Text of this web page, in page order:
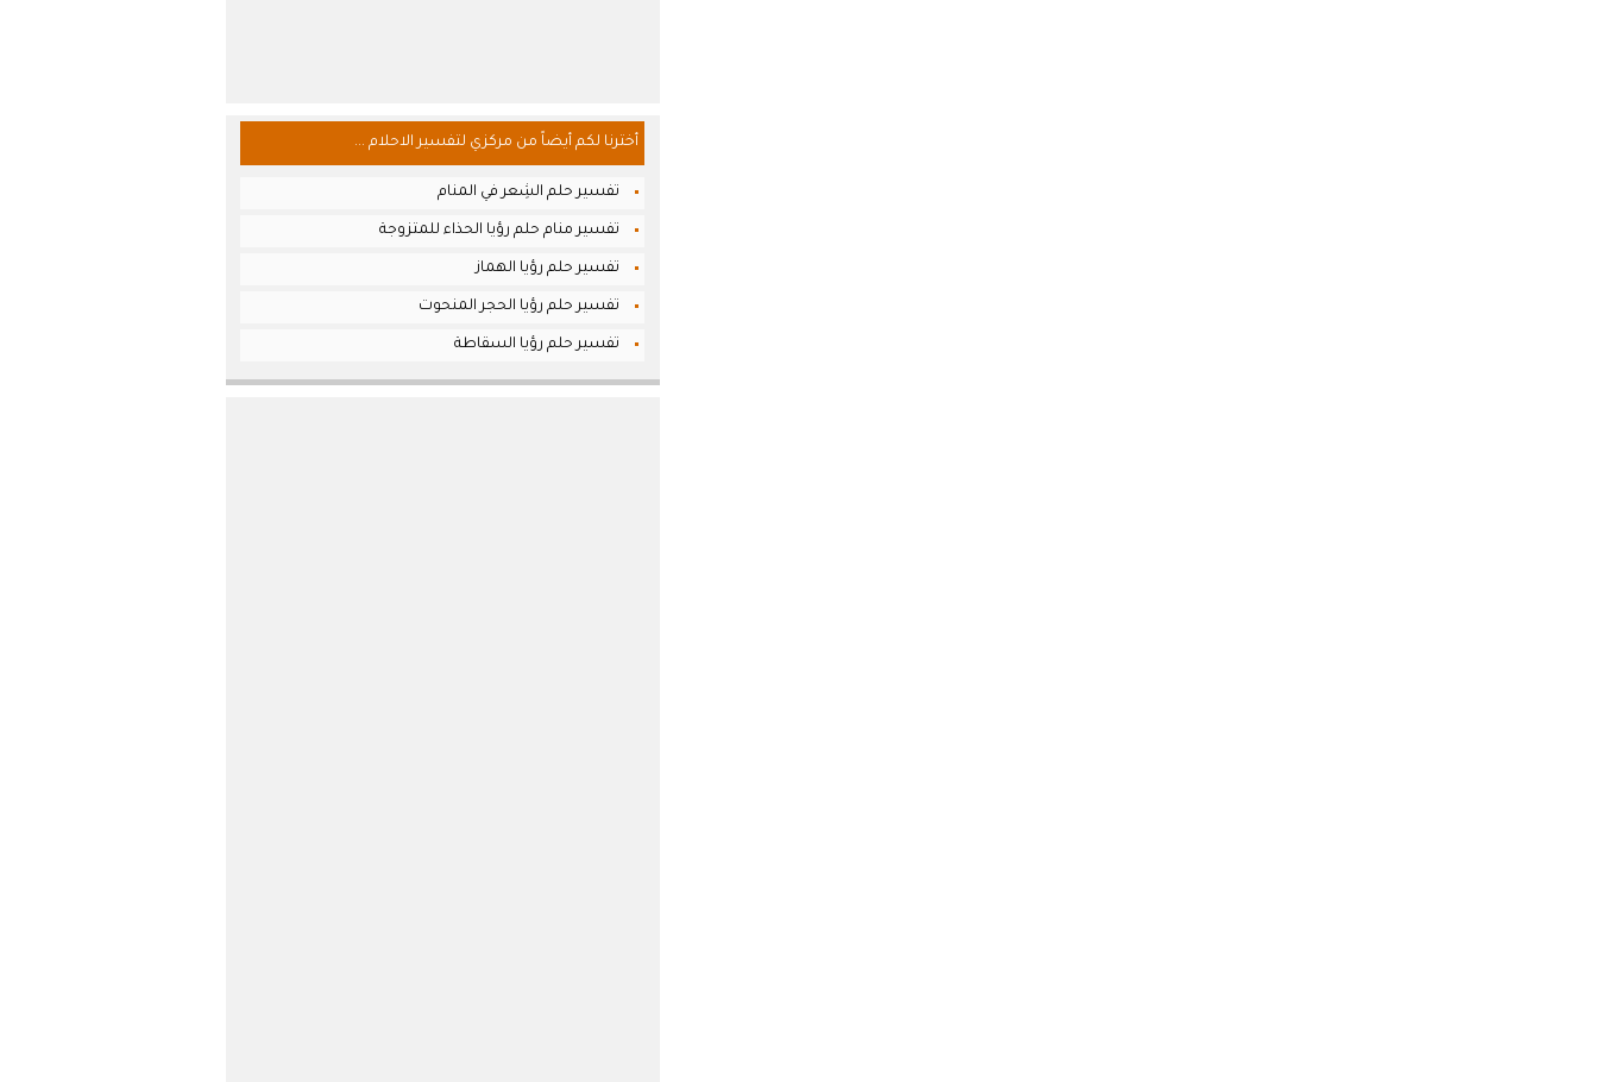
أخترنا لكم أيضاً من مركزي لتفسير الاحلام ...
تفسير حلم الشِعر في المنام
تفسير منام حلم رؤيا الحذاء للمتزوجة
تفسير حلم رؤيا الهماز
تفسير حلم رؤيا الحجر المنحوت
تفسير حلم رؤيا السقاطة